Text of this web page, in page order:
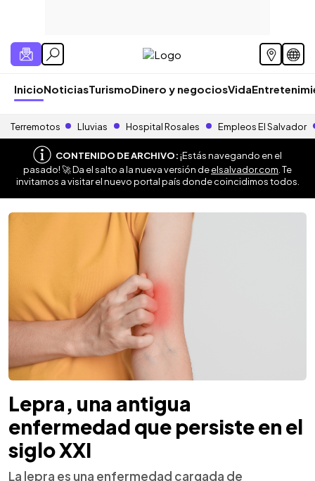
InicioNoticiasTurismoDinero y negociosVida
Terremotos Lluvias Hospital Rosales Empleos El Salvador
CONTENIDO DE ARCHIVO:¡Estás navegando en el
pasado! 🚀 Da el salto a la nueva versión deelsalvador.com . Te
invitamos a visitar el nuevo portal país donde coincidimos todos.
Lepra, una antigua
enfermedad que persiste en el
siglo XXI
La lepra es una enfermedad cargada de